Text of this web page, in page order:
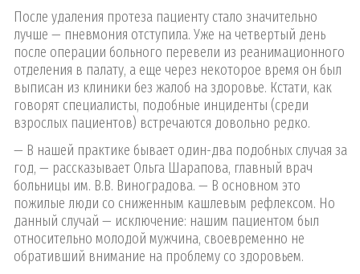
После удаления протеза пациенту стало значительно
лучше — пневмония отступила. Уже на четвертый день
после операции больного перевели из реанимационного
отделения в палату, а еще через некоторое время он был
выписан из клиники без жалоб на здоровье. Кстати, как
говорят специалисты, подобные инциденты (среди
взрослых пациентов) встречаются довольно редко.
— В нашей практике бывает один-два подобных случая за
год, — рассказывает Ольга Шарапова, главный врач
больницы им. В.В. Виноградова. — В основном это
пожилые люди со сниженным кашлевым рефлексом. Но
данный случай — исключение: нашим пациентом был
относительно молодой мужчина, своевременно не
обративший внимание на проблему со здоровьем.